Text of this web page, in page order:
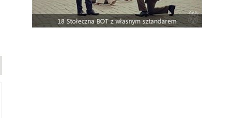
18 Stołeczna BOT z własnym sztandarem